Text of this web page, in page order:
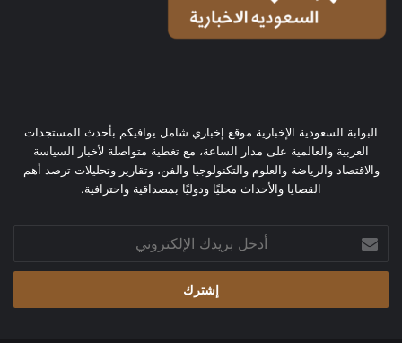
البوابة السعودية الإخبارية موقع إخباري شامل يوافيكم بأحدث المستجدات
العربية والعالمية على مدار الساعة، مع تغطية متواصلة لأخبار السياسة
والاقتصاد والرياضة والعلوم والتكنولوجيا والفن، وتقارير وتحليلات ترصد أهم
القضايا والأحداث محليًا ودوليًا بمصداقية واحترافية.
بريدك
الإلكتروني